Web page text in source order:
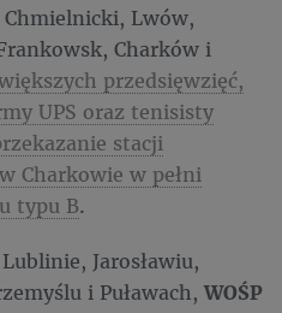
Chmielnicki, Lwów,
Charków i
przedsięwzięć,
UPS oraz tenisisty
stacji
Charkowie w pełni
typu B.
Jarosławiu,
i Puławach,WOŚP